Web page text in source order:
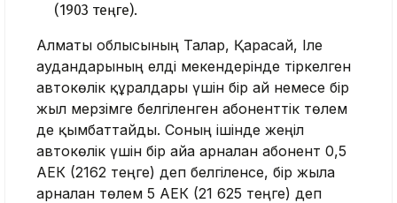
(1903 теңге).
Алматы облысының Талғар, Қарасай, Іле
аудандарының елді мекендерінде тіркелген
автокөлік құралдары үшін бір ай немесе бір
жыл мерзімге белгіленген абоненттік төлем
де қымбаттайды. Соның ішінде жеңіл
автокөлік үшін бір айға арналған абонент 0,5
АЕК (2162 теңге) деп белгіленсе, бір жылға
арналған төлем 5 АЕК (21 625 теңге) деп